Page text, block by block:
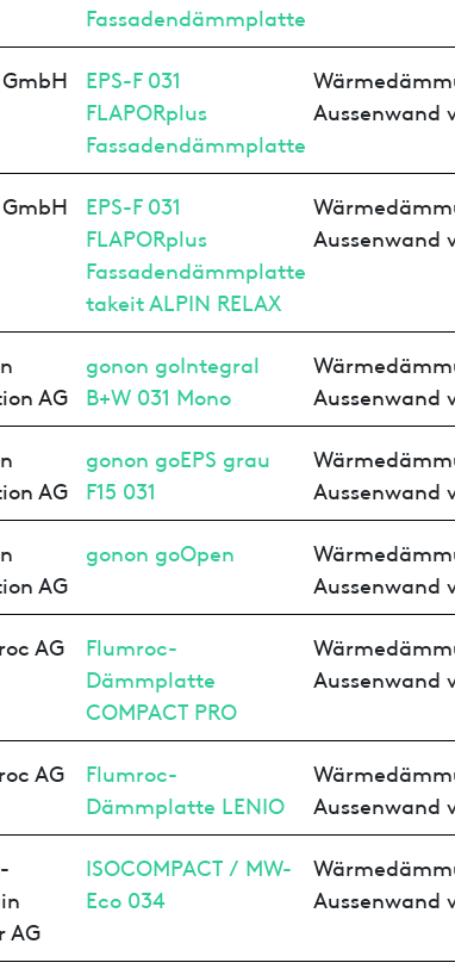
Fassadendämmplatte
EPS-F 031
FLAPORplus
Fassadendämmplatte
Aussenwand
EPS-F 031
FLAPORplus
Fassadendämmplatte
takeit ALPIN RELAX
Aussenwand
AG
gonon goIntegral
B+W 031 Mono
Aussenwand
AG
gonon goEPS grau
F15 031
Aussenwand
AG
gonon goOpen
Aussenwand
AG
Flumroc-
Dämmplatte
COMPACT PRO
Aussenwand
AG
Flumroc-
Dämmplatte LENIO
Aussenwand
AG
ISOCOMPACT / MW-
Eco 034
Aussenwand